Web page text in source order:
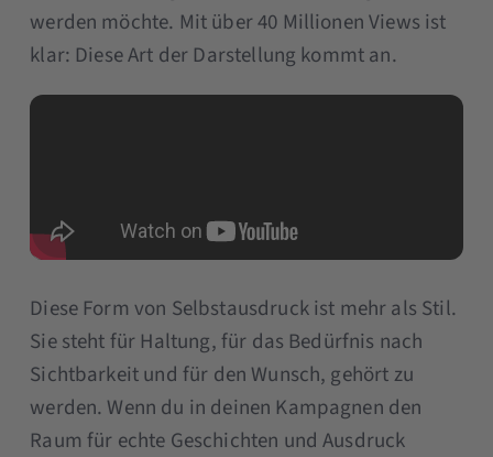
werden möchte. Mit über 40 Millionen Views ist
klar: Diese Art der Darstellung kommt an.
Diese Form von Selbstausdruck ist mehr als Stil.
Sie steht für Haltung, für das Bedürfnis nach
Sichtbarkeit und für den Wunsch, gehört zu
werden. Wenn du in deinen Kampagnen den
Raum für echte Geschichten und Ausdruck